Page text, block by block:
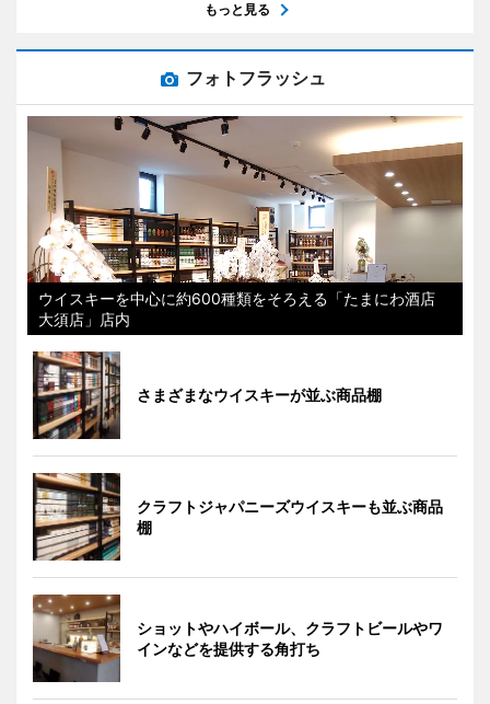
もっと見る
フォトフラッシュ
ウイスキーを中心に約600種類をそろえる「たまにわ酒店
大須店」店内
さまざまなウイスキーが並ぶ商品棚
クラフトジャパニーズウイスキーも並ぶ商品
棚
ショットやハイボール、クラフトビールやワ
インなどを提供する角打ち